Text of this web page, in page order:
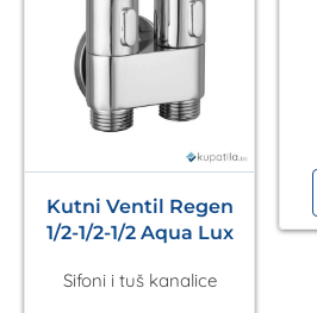
Kutni Ventil Regen
1/2-1/2-1/2 Aqua Lux
Sifoni i tuš kanalice